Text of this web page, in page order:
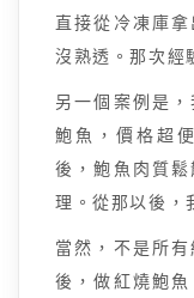
直接從冷凍庫
沒熟透。那次經
另一個案例是
鮑魚，價格超
後，鮑魚肉質
理。從那以後，
當然，不是所
後，做紅燒鮑